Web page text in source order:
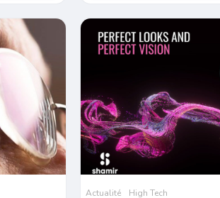
Actualité High Tech